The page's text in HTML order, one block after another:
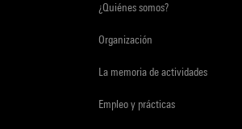
¿Quiénes somos?
Organización
La memoria de actividades
Empleo y prácticas